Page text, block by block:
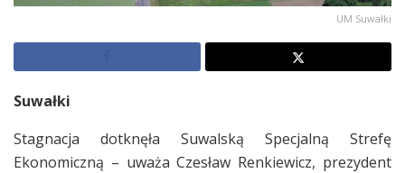
UM Suwałki
Suwałki
Stagnacja dotknęła Suwalską Specjalną Strefę
Ekonomiczną – uważa Czesław Renkiewicz, prezydent